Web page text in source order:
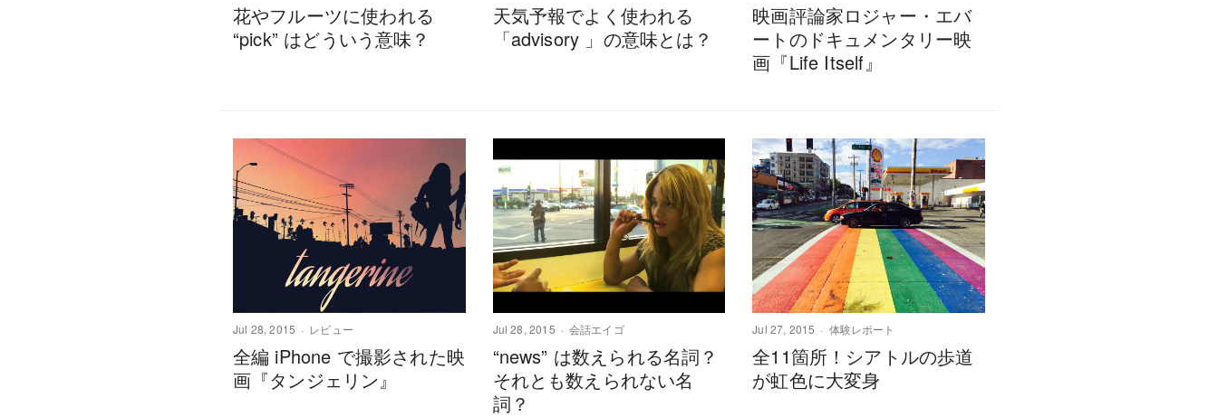
花やフルーツに使われる
“pick” はどういう意味？
天気予報でよく使われる
「advisory 」の意味とは？
映画評論家ロジャー・エバ
ートのドキュメンタリー映
画『Life Itself』
Jul 28, 2015 レビュー
全編 iPhone で撮影された映
画『タンジェリン』
Jul 28, 2015 会話エイゴ
“news” は数えられる名詞？
それとも数えられない名
詞？
Jul 27, 2015 体験レポート
全11箇所！シアトルの歩道
が虹色に大変身